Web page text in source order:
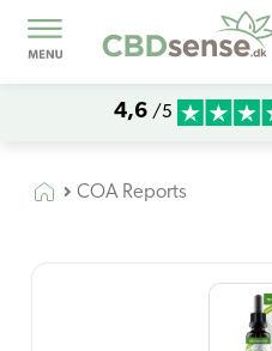
4,6 /5
COA Reports